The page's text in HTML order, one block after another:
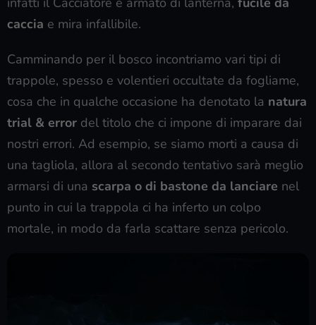
caccia e mira infallibile.
Camminando per il bosco incontriamo vari tipi di
trappole, spesso e volentieri occultate da fogliame,
cosa che in qualche occasione ha denotato la natura
trial & error del titolo che ci impone di imparare dai
nostri errori. Ad esempio, se siamo morti a causa di
una tagliola, allora al secondo tentativo sarà meglio
armarsi di una scarpa o di bastone da lanciare nel
punto in cui la trappola ci ha inferto un colpo
mortale, in modo da farla scattare senza pericolo.